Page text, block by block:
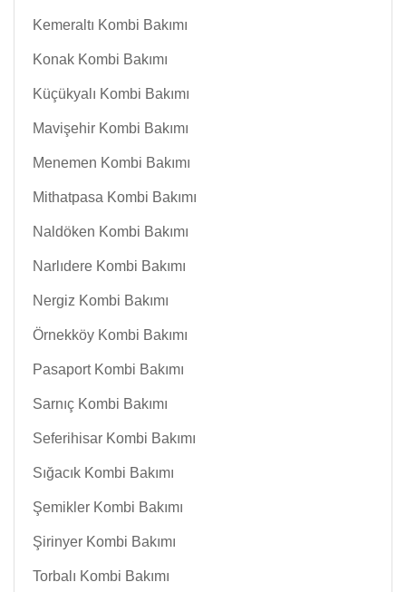
Kemeraltı Kombi Bakımı
Konak Kombi Bakımı
Küçükyalı Kombi Bakımı
Mavişehir Kombi Bakımı
Menemen Kombi Bakımı
Mithatpasa Kombi Bakımı
Naldöken Kombi Bakımı
Narlıdere Kombi Bakımı
Nergiz Kombi Bakımı
Örnekköy Kombi Bakımı
Pasaport Kombi Bakımı
Sarnıç Kombi Bakımı
Seferihisar Kombi Bakımı
Sığacık Kombi Bakımı
Şemikler Kombi Bakımı
Şirinyer Kombi Bakımı
Torbalı Kombi Bakımı